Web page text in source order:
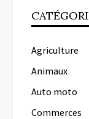
Agriculture
Animaux
Auto moto
Commerces